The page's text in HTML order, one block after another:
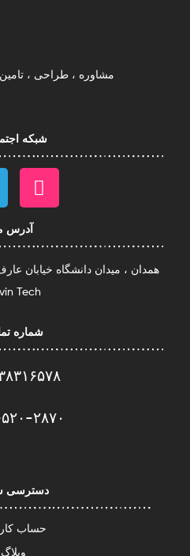
مشاوره ، طراحی ،
شبکه
آدرس
همدان ، میدان دانشگاه خیابان
Tech
شماره
۰۸۱-
۰۹۳۷-
دسترسی
حساب
وبلاگ